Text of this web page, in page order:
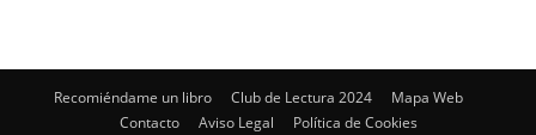
Recomiéndame un libro Club de Lectura 2024
Mapa Web
Contacto
Aviso Legal Política de Cookies